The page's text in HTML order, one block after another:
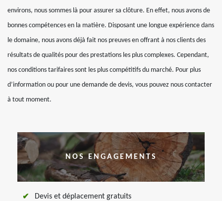
environs, nous sommes là pour assurer sa clôture. En effet, nous avons de
bonnes compétences en la matière. Disposant une longue expérience dans
le domaine, nous avons déjà fait nos preuves en offrant à nos clients des
résultats de qualités pour des prestations les plus complexes. Cependant,
nos conditions tarifaires sont les plus compétitifs du marché. Pour plus
d’information ou pour une demande de devis, vous pouvez nous contacter
à tout moment.
NOS ENGAGEMENTS
Devis et déplacement gratuits